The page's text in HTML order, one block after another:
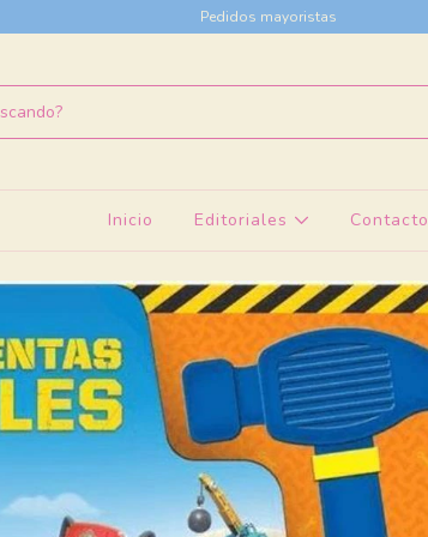
Pedidos mayoristas
Inicio Editoriales Contacto